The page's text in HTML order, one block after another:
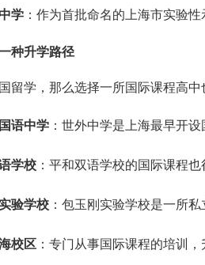
学 ：作为首批命名的上海市实验
种升学路径
留学，那么选择一所国际课程高
语中学 ：世外中学是上海最早开
学校 ：平和双语学校的国际课程
验学校 ：包玉刚实验学校是一所
校区 ：专门从事国际课程的培训，